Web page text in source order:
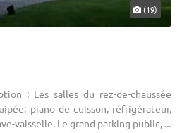
(19)
: Les salles du rez-de-chaussée
piano de cuisson, réfrigérateur,
vaisselle. Le grand parking public, ...